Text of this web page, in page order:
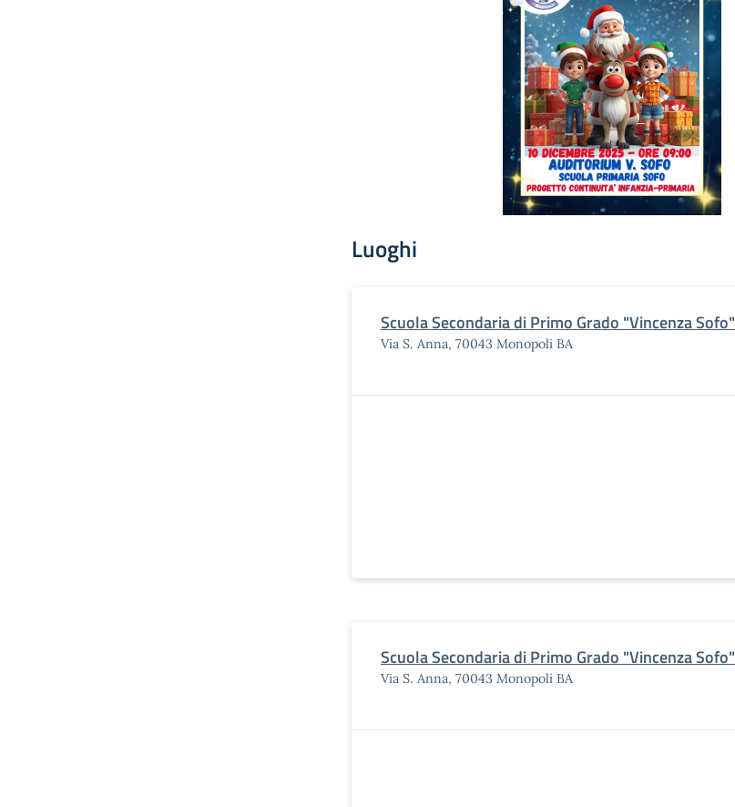
Luoghi
Scuola Secondaria di Primo Grado "Vincenza Sofo"
Via S. Anna, 70043 Monopoli BA
Scuola Secondaria di Primo Grado "Vincenza Sofo"
Via S. Anna, 70043 Monopoli BA